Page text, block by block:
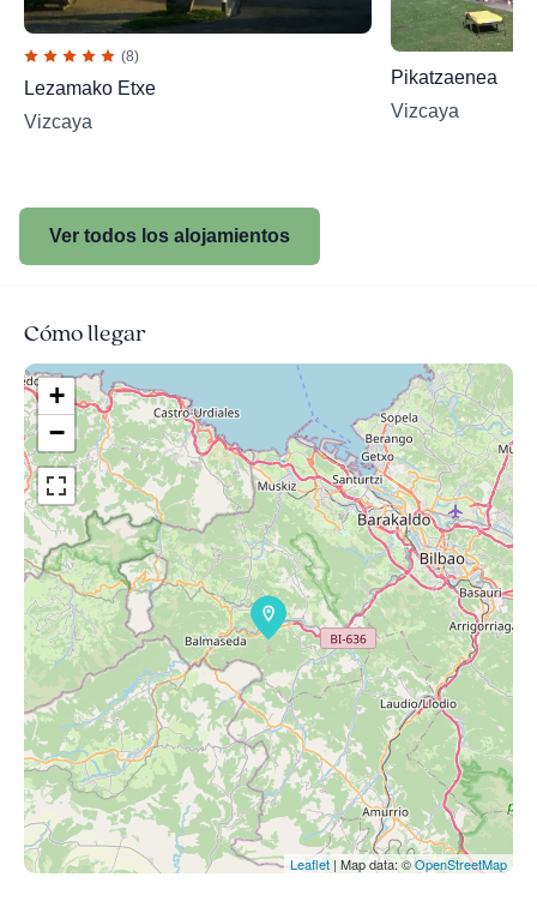
(8)
Lezamako Etxe
Vizcaya
Pikatzaenea
Vizcaya
Ver todos los alojamientos
Cómo llegar
+
−
Leaflet | Map data: ©OpenStreetMap